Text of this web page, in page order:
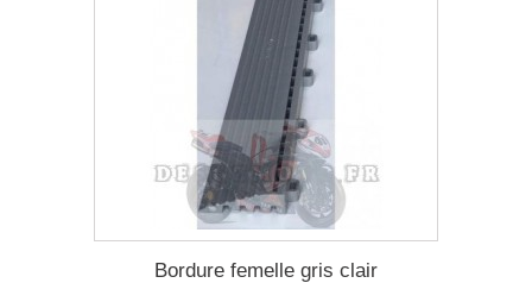
Bordure femelle gris clair